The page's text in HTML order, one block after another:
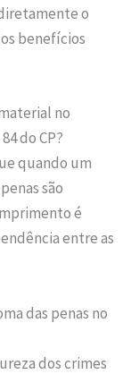
o
benefícios
no
do CP?
quando um
são
é
entre as
das penas no
dos crimes